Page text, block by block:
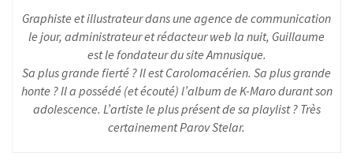
Graphiste et illustrateur dans une agence de communication
le jour, administrateur et rédacteur web la nuit, Guillaume
est le fondateur du site Amnusique.
Sa plus grande fierté ? Il est Carolomacérien. Sa plus grande
honte ? Il a possédé (et écouté) l’album de K-Maro durant son
adolescence. L’artiste le plus présent de sa playlist ? Très
certainement Parov Stelar.